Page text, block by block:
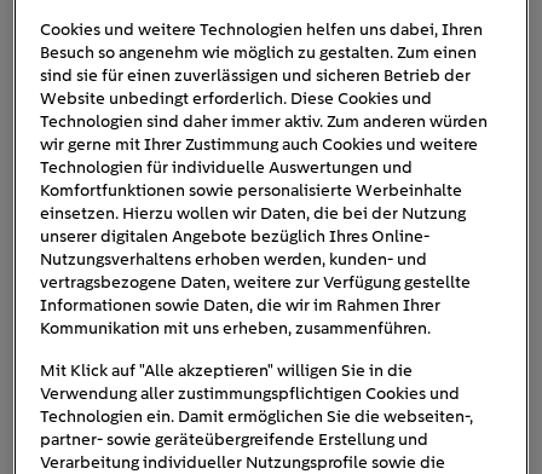
nissan-e-nv200
Cookies und weitere Technologien helfen uns dabei, Ihren
Besuch so angenehm wie möglich zu gestalten. Zum einen
sind sie für einen zuverlässigen und sicheren Betrieb der
Website unbedingt erforderlich. Diese Cookies und
Technologien sind daher immer aktiv. Zum anderen würden
wir gerne mit Ihrer Zustimmung auch Cookies und weitere
Technologien für individuelle Auswertungen und
Komfortfunktionen sowie personalisierte Werbeinhalte
einsetzen. Hierzu wollen wir Daten, die bei der Nutzung
unserer digitalen Angebote bezüglich Ihres Online-
Nutzungsverhaltens erhoben werden, kunden- und
vertragsbezogene Daten, weitere zur Verfügung gestellte
Informationen sowie Daten, die wir im Rahmen Ihrer
Kommunikation mit uns erheben, zusammenführen.
Mit Klick auf "Alle akzeptieren" willigen Sie in die
Verwendung aller zustimmungspflichtigen Cookies und
Technologien ein. Damit ermöglichen Sie die webseiten-,
partner- sowie geräteübergreifende Erstellung und
Verarbeitung individueller Nutzungsprofile sowie die